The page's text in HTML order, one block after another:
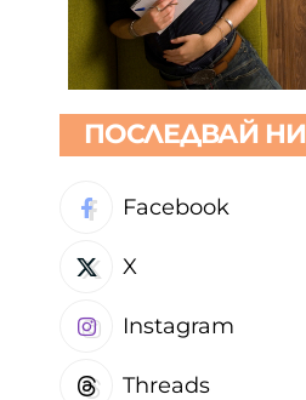
ПОСЛЕДВАЙ НИ
Facebook
X
Instagram
Threads